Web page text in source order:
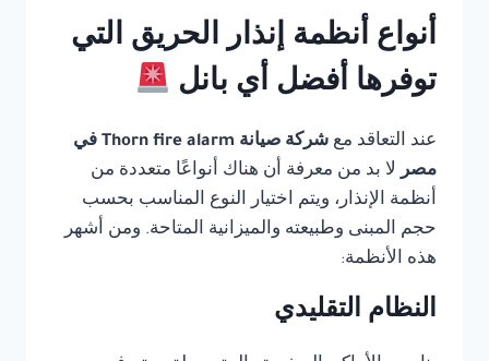
أنواع أنظمة إنذار الحريق التي
توفرها أفضل أي بانل
عند التعاقد مع
شركة صيانة Thorn fire alarm في
مصر لا بد من معرفة أن هناك أنواعًا متعددة من
أنظمة الإنذار، ويتم اختيار النوع المناسب بحسب
حجم المبنى وطبيعته والميزانية المتاحة. ومن أشهر
هذه الأنظمة:
النظام التقليدي